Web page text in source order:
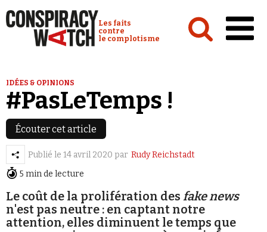
Conspiracy Watch :
Les faits
contre
le complotisme
Analyses
Conspipédia
Vidéos
Revues de presse
IDÉES & OPINIONS
#PasLeTemps !
Écouter cet article
Publié le 14 avril 2020 par Rudy Reichstadt
5 min de lecture
Le coût de la prolifération des fake news
n'est pas neutre : en captant notre
attention, elles diminuent le temps que